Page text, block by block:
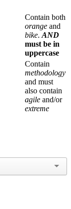
Contain both
orange and
bike. AND
must be in
uppercase
Contain
methodology
and must
also contain
agile and/or
extreme